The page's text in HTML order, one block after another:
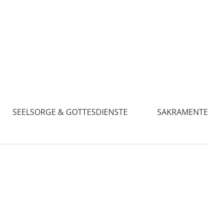
SEELSORGE & GOTTESDIENSTE SAKRAMENTE